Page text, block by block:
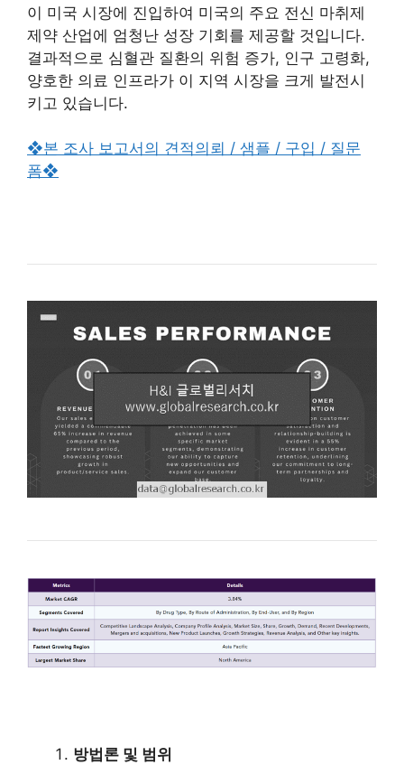
이 미국 시장에 진입하여 미국의 주요 전신 마취제
제약 산업에 엄청난 성장 기회를 제공할 것입니다.
결과적으로 심혈관 질환의 위험 증가, 인구 고령화,
양호한 의료 인프라가 이 지역 시장을 크게 발전시
키고 있습니다.
❖본 조사 보고서의 견적의뢰 / 샘플 / 구입 / 질문
폼❖
방법론 및 범위